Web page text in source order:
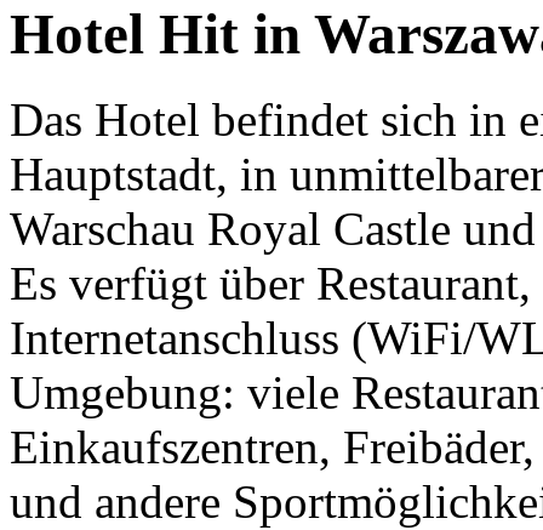
Hotel Hit in
Das Hotel befindet sich in
Hauptstadt, in
Warschau Royal Castle
Es verfügt über
Internetanschluss (WiFi/
Umgebung: viele
Einkaufszentren,
und andere